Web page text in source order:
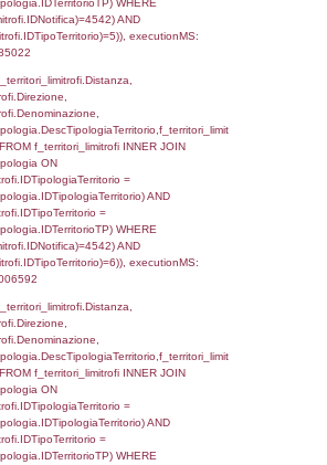
f_confini_stato INNER JOIN
=
= 4542;,
SELECT el_regioni.Regione,
INNER JOIN ((el_comuni INNER
el_comuni.IstProvincia =
JOIN el_regioni ON
ON
WHERE
SELECT
'; ') AS DescAltro,
INNER JOIN